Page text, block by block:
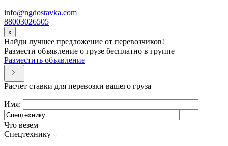
info@ngdostavka.com
88003026505
x
Найди лучшее предложение от перевозчиков!
Размести объявление о грузе бесплатно в группе
Разместить объявление
Расчет ставки для перевозки вашего груза
Имя:
Что везем
Спецтехнику